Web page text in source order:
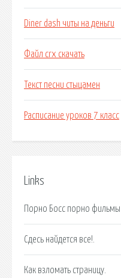
Diner dash читы на деньги
Файл crx скачать
Текст песни стыцамен
Расписание уроков 7 класс
Links
Порно Босс порно фильмы
Сдесь найдется все!.
Как взломать страницу.